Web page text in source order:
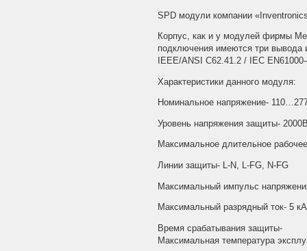
SPD модули компании
Корпус, как и у модулей фирмы
подключения имеются три вывода
IEEE/ANSI C62.41.2 / IEC
Характеристики данного модуля:
Номинальное напряжение-
Уровень напряжения защиты-
Максимальное длительное
Линии защиты- L-N, L-FG, N-FG
Максимальный импульс
Максимальный разрядный ток- 5 кА
Время срабатывания защиты-
Максимальная температура